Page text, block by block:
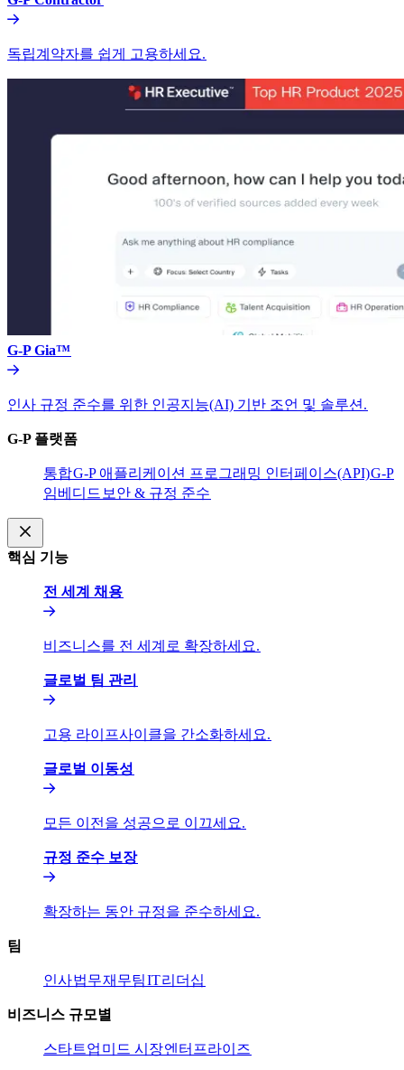
독립계약자를 쉽게 고용하세요.​​
G-P Gia™​​
인사 규정 준수를 위한 인공지능(AI) 기반 조언 및 솔루션.​​
G-P 플랫폼​​
통합​​G-P 애플리케이션 프로그래밍 인터페이스(API)​​G-P
임베디드​​ 보안 & 규정 준수​​
핵심 기능​​
전 세계 채용​​
비즈니스를 전 세계로 확장하세요.​​
글로벌 팀 관리​​
고용 라이프사이클을 간소화하세요.​​
글로벌 이동성​​
모든 이전을 성공으로 이끄세요.​​
규정 준수 보장​​
확장하는 동안 규정을 준수하세요.​​
팀​​
인사​​법무​​재무팀​​IT​​리더십​​
비즈니스 규모별​​
스타트업​​ 미드 시장​​엔터프라이즈​​